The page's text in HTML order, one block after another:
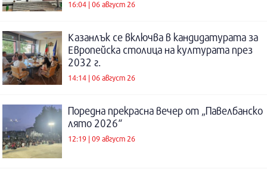
16:04 | 06 август 26
Казанлък се включва в кандидатурата за
Европейска столица на културата през
2032 г.
14:14 | 06 август 26
Поредна прекрасна вечер от „Павелбанско
лято 2026“
12:19 | 09 август 26